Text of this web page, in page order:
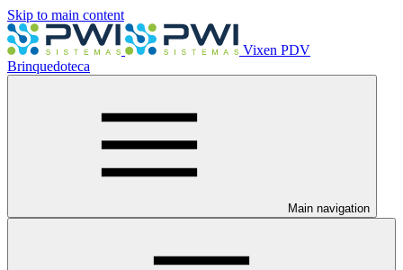
Skip to main content
Vixen PDV
Brinquedoteca
Main navigation